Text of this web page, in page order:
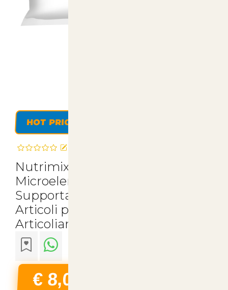
HOT PRICE
Nutrimix Complete - Miscela di
Microelementi per Animali 1kg |
Supporta Salute e Benessere -
Articoli per Animali su
Articoliani
€ 8,00